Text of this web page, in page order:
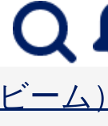
ーム）